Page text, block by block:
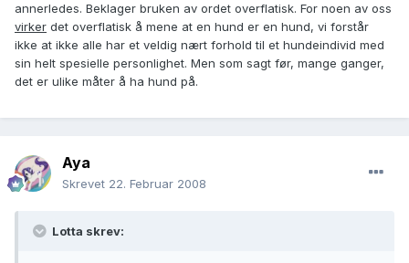
annerledes. Beklager bruken av ordet overflatisk. For noen av oss
virker det overflatisk å mene at en hund er en hund, vi forstår
ikke at ikke alle har et veldig nært forhold til et hundeindivid med
sin helt spesielle personlighet. Men som sagt før, mange ganger,
det er ulike måter å ha hund på.
Aya
Skrevet 22. Februar 2008
Lotta skrev: